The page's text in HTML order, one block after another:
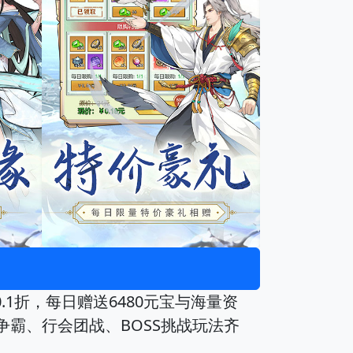
折，每日赠送6480元宝与海量资
、行会团战、BOSS挑战玩法齐